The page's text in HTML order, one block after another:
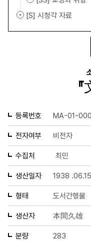
[S] 시청각 자료
등록번호 MA-01-
전자여부 비전자
수집처 최민
생산일자 1938 .06.15
형태 도서간행물
생산자 本間久雄
분량 283